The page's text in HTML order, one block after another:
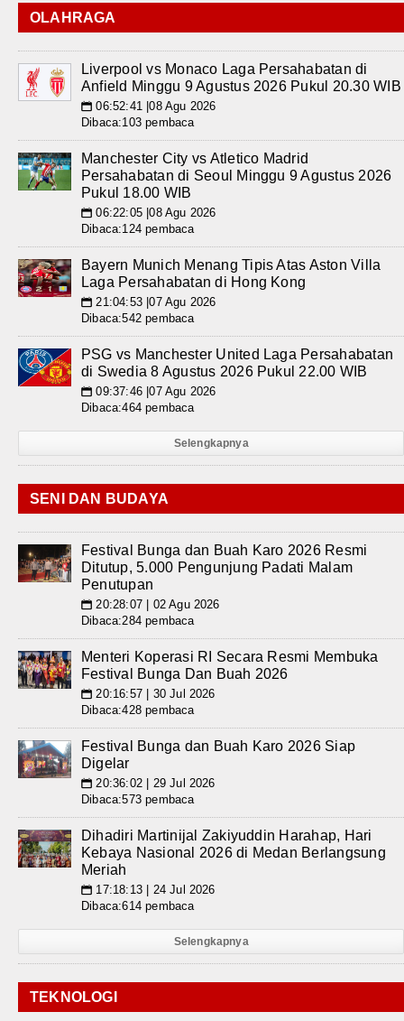
OLAHRAGA
Liverpool vs Monaco Laga Persahabatan di
Anfield Minggu 9 Agustus 2026 Pukul 20.30 WIB
📅 06:52:41 |08 Agu 2026
Dibaca:103 pembaca
Manchester City vs Atletico Madrid
Persahabatan di Seoul Minggu 9 Agustus 2026
Pukul 18.00 WIB
📅 06:22:05 |08 Agu 2026
Dibaca:124 pembaca
Bayern Munich Menang Tipis Atas Aston Villa
Laga Persahabatan di Hong Kong
📅 21:04:53 |07 Agu 2026
Dibaca:542 pembaca
PSG vs Manchester United Laga Persahabatan
di Swedia 8 Agustus 2026 Pukul 22.00 WIB
📅 09:37:46 |07 Agu 2026
Dibaca:464 pembaca
Selengkapnya
SENI DAN BUDAYA
Festival Bunga dan Buah Karo 2026 Resmi
Ditutup, 5.000 Pengunjung Padati Malam
Penutupan
📅 20:28:07 | 02 Agu 2026
Dibaca:284 pembaca
Menteri Koperasi RI Secara Resmi Membuka
Festival Bunga Dan Buah 2026
📅 20:16:57 | 30 Jul 2026
Dibaca:428 pembaca
Festival Bunga dan Buah Karo 2026 Siap
Digelar
📅 20:36:02 | 29 Jul 2026
Dibaca:573 pembaca
Dihadiri Martinijal Zakiyuddin Harahap, Hari
Kebaya Nasional 2026 di Medan Berlangsung
Meriah
📅 17:18:13 | 24 Jul 2026
Dibaca:614 pembaca
Selengkapnya
TEKNOLOGI